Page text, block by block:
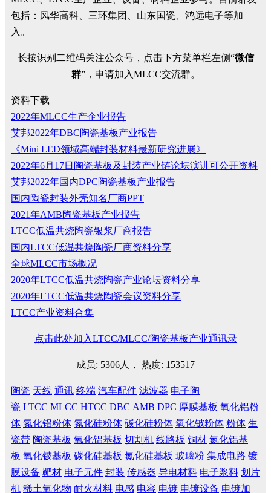
包括：风华高科、三环集团、山东国瓷、鸿远电子等加
入。
长按识别二维码关注公众号，点击下方菜单栏左侧“微信
群”，申请加入MLCC交流群。
资料下载
2022年MLCC生产企业报告
艾邦2022年DBC陶瓷基板产业报告
《Mini LED领域高端封装材料最新研究进展》
2022年6月17日陶瓷基板及封装产业链论坛演讲可公开资料
艾邦2022年国内DPC陶瓷基板产业报告
国内陶瓷封装外壳知名厂商PPT
2021年AMB陶瓷基板产业报告
LTCC低温共烧陶瓷银浆厂商报告
国内LTCC低温共烧陶瓷厂商资料分享
全球MLCC市场概况
2020年LTCC低温共烧陶瓷产业论坛资料分享
2020年LTCC低温共烧陶瓷会议资料分享
LTCC产业资料合集
点击此处加入LTCC/MLCC/陶瓷基板产业通讯录
成员: 5306人， 热度: 153517
陶瓷 天线 通讯 终端 汽车配件 滤波器 电子陶
瓷 LTCC MLCC HTCC DBC AMB DPC 厚膜基板 氧化铝粉
体 氮化铝粉体 氮化硅粉体 碳化硅粉体 氧化铍粉体 粉体 生
瓷带 陶瓷基板 氧化铝基板 切割机 线路板 铜材 氮化铝基
板 氧化铍基板 碳化硅基板 氮化硅基板 玻璃粉 集成电路 镀
膜设备 靶材 电子元件 封装 传感器 导电材料 电子浆料 划片
机 稀土氧化物 耐火材料 电感 电容 电镀 电镀设备 电镀加